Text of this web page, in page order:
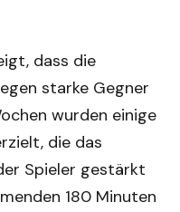
dass die
starke Gegner
wurden einige
die das
Spieler gestärkt
180 Minuten